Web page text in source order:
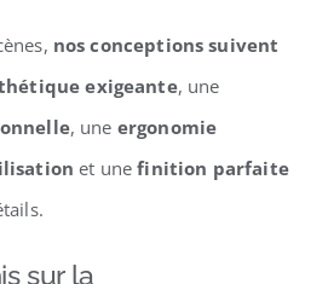
nos conceptions suivent
exigeante, une
, une ergonomie
et unefinition parfaite
sur la